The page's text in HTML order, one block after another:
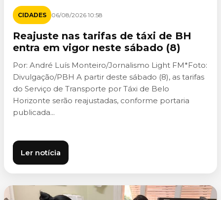
CIDADES 06/08/2026 10:58
Reajuste nas tarifas de táxi de BH
entra em vigor neste sábado (8)
Por: André Luís Monteiro/Jornalismo Light FM*Foto:
Divulgação/PBH A partir deste sábado (8), as tarifas
do Serviço de Transporte por Táxi de Belo
Horizonte serão reajustadas, conforme portaria
publicada...
Ler notícia